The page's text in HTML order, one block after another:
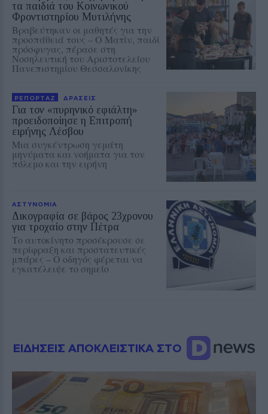
τα παιδιά του Κοινωνικού
Φροντιστηρίου Μυτιλήνης
Βραβεύτηκαν οι μαθητές για την
προσπάθειά τους – Ο Ματίν, παιδί
πρόσφυγας, πέρασε στη
Νοσηλευτική του Αριστοτελείου
Πανεπιστημίου Θεσσαλονίκης
ΡΕΠΟΡΤΑΖ ΔΡΑΣΕΙΣ
Για τον «πυρηνικό εφιάλτη»
προειδοποίησε η Επιτροπή
ειρήνης Λέσβου
Μια συγκέντρωση γεμάτη
μηνύματα και νοήματα για τον
πόλεμο και την ειρήνη
ΑΣΤΥΝΟΜΙΑ
Δικογραφία σε βάρος 23χρονου
για τροχαίο στην Πέτρα
Το αυτοκίνητο προσέκρουσε σε
περίφραξη και προστατευτικές
μπάρες – Ο οδηγός φέρεται να
εγκατέλειψε το σημείο
ΕΙΔΗΣΕΙΣ ΑΠΟΚΛΕΙΣΤΙΚΑ ΣΤΟ